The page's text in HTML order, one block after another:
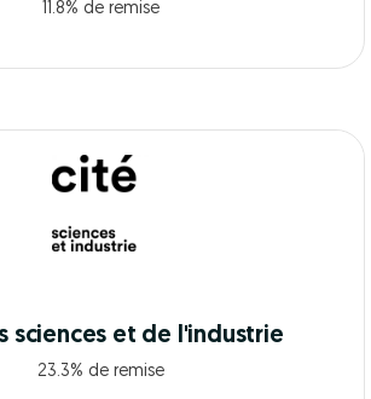
11.8% de remise
sciences et de l'industrie
23.3% de remise